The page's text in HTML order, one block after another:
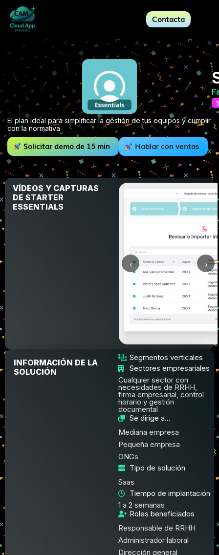
Contacta
El plan ideal para simplificar la gestión de tus equipos y cumplir
con la normativa
Solicitar demo de 15 min Hablar con ventas
VÍDEOS Y CAPTURAS
DE STARTER
ESSENTIALS
‹ ›
INFORMACIÓN DE LA
SOLUCIÓN
Segmentos verticales
Sectores empresariales
Cualquier sector con
necesidades de RRHH,
firma empresarial, control
horario y gestión
documental
Se dirige a...
Mediana empresa
Pequeña empresa
ONGs
Tipo de solución
Saas
Tiempo de implantación
1 a 2 semanas
Roles beneficiados
Responsable de RRHH
Administrador laboral
Dirección general